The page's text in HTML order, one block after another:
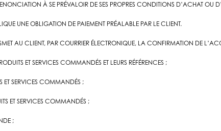
À SE PRÉVALOIR DE SES PROPRES CONDITIONS D’ACHAT OU
UNE OBLIGATION DE PAIEMENT PRÉALABLE PAR LE CLIENT.
AU CLIENT, PAR COURRIER ÉLECTRONIQUE, LA CONFIRMATION DE
ET SERVICES COMMANDÉS ET LEURS RÉFÉRENCES ;
ET SERVICES COMMANDÉS ;
ET SERVICES COMMANDÉS ;
;